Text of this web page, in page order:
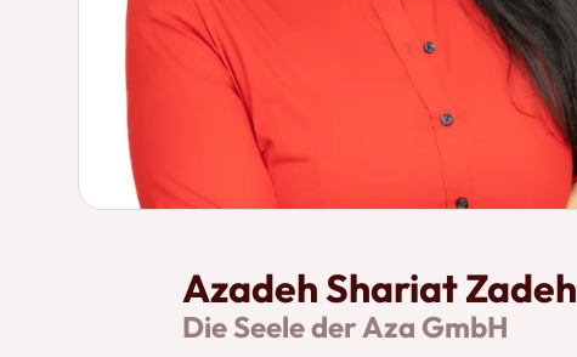
Azadeh Shariat Zadeh
Die Seele der Aza GmbH